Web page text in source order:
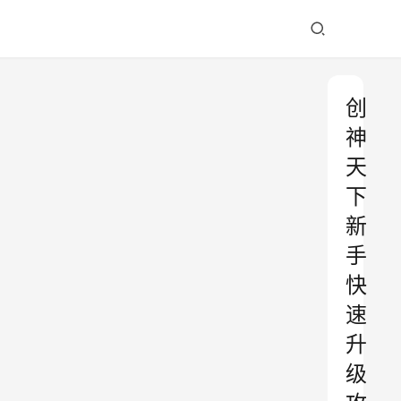
创
神
天
下
新
手
快
速
升
级